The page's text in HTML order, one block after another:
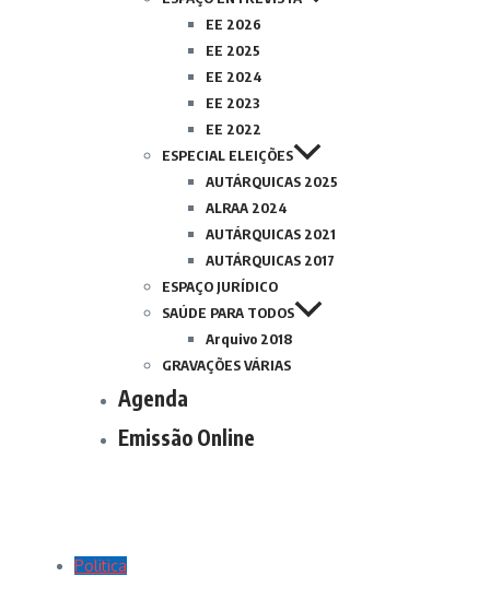
EE 2026
EE 2025
EE 2024
EE 2023
EE 2022
ESPECIAL ELEIÇÕES
AUTÁRQUICAS 2025
ALRAA 2024
AUTÁRQUICAS 2021
AUTÁRQUICAS 2017
ESPAÇO JURÍDICO
SAÚDE PARA TODOS
Arquivo 2018
GRAVAÇÕES VÁRIAS
Agenda
Emissão Online
Politica